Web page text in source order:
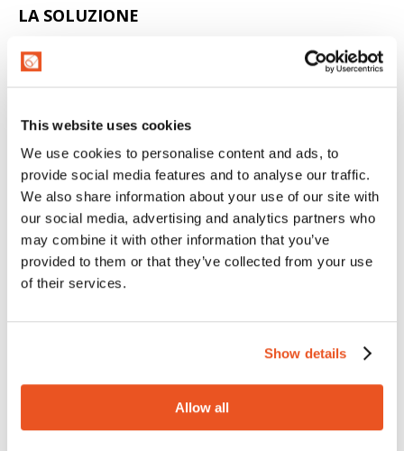
This website uses cookies
We use cookies to personalise content and ads, to
provide social media features and to analyse our traffic.
We also share information about your use of our site with
our social media, advertising and analytics partners who
may combine it with other information that you’ve
provided to them or that they’ve collected from your use
of their services.
Show details
Allow all
LA SOLUZIONE
Come punto di partenza è stata scelta la struttura del
tubo
. Il tubo MTG IMPERIA è il tubo
uno dei nostri migliori
tubi per latticini e alimenti grassi
resistenza alle sostanze grasse.
La copertura, in gomma CR, è resistente al contatto
breve con grassi animali e vegetali: ciò significa che se
l’utilizzatore finale versasse parte del prodotto
trasportato durante la manipolazione del tubo, la
superficie esterna rimarrebbe intatta. La versione
consente applicazioni inaspirazione, alta pressione e
Da questa base, il team MTG ha collaborato alla
progettazione delle personalizzazioni. L’aspetto più
impegnativo era chele due macchine avevano diverse